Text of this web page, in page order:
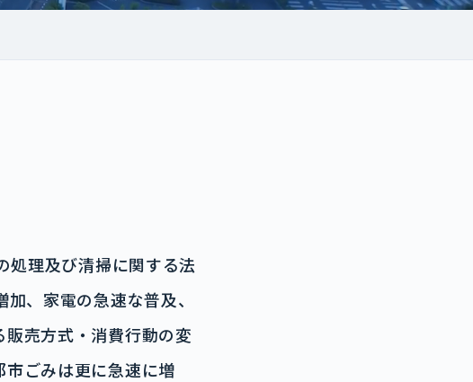
処理及び清掃に関する法
、家電の急速な普及、
売方式・消費行動の変
ごみは更に急速に増